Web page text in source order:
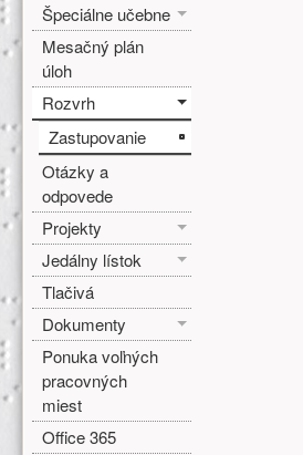
Špeciálne učebne
Mesačný plán
úloh
Rozvrh
Zastupovanie
Otázky a
odpovede
Projekty
Jedálny lístok
Tlačivá
Dokumenty
Ponuka voľných
pracovných
miest
Office 365